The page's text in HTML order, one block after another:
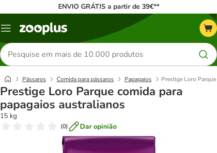
ENVIO GRÁTIS a partir de 39€**
Menu
Pesquisar
produtos
Pássaros Comida para pássaros Papagaios Prestige Loro
Prestige Loro Parque comida para
papagaios australianos
15 kg
(0) Dar opinião